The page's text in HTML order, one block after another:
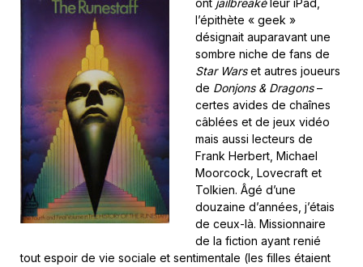
ont jailbreakéleur iPad,
l’épithète « geek »
désignait auparavant une
sombre niche de fans de
Star Warset autres joueurs
de Donjons & Dragons–
certes avides de chaînes
câblées et de jeux vidéo
mais aussi lecteurs de
Frank Herbert, Michael
Moorcock, Lovecraft et
Tolkien. Âgé d’une
douzaine d’années, j’étais
de ceux-là. Missionnaire
de la fiction ayant renié
tout espoir de vie sociale et sentimentale (les filles étaient